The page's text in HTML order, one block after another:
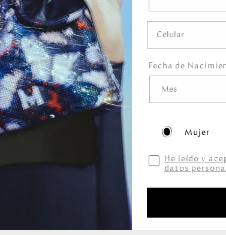
mojar.
gel ni ningún líquido
ni marcadores.
guardar en el empaque
Productos
Fecha de
Mujer
He leído y
datos